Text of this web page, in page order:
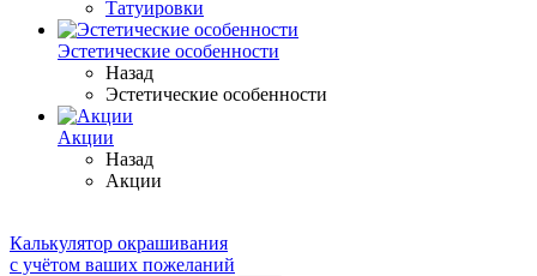
Татуировки
Эстетические особенности
Назад
Эстетические особенности
Акции
Назад
Акции
Калькулятор окрашивания
с учётом ваших пожеланий